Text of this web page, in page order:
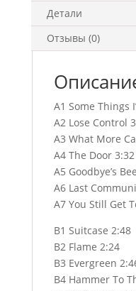
Детали
Отзывы (0)
A1 Some Things
A2 Lose Control
A3 What More
A4 The Door 3:32
A5 Goodbye’s
A6 Last
A7 You Still Get
B1 Suitcase 2:48
B2 Flame 2:24
B3 Evergreen
B4 Hammer To